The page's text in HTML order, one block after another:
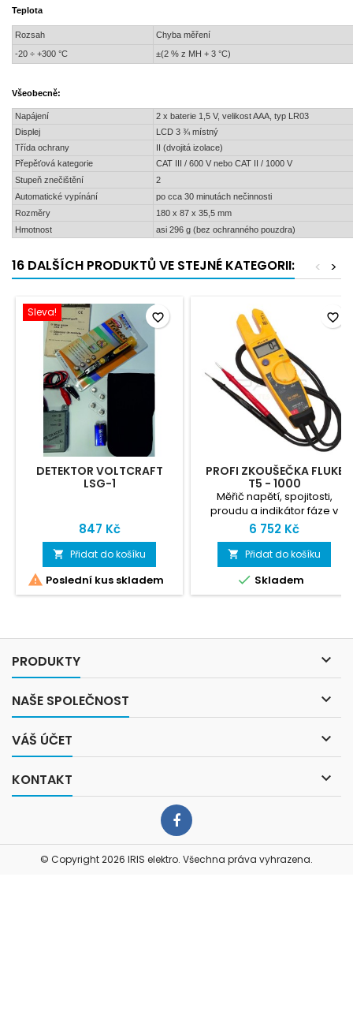
Teplota
Rozsah
Chyba měření
-20 ÷ +300 °C
±(2 % z MH + 3 °C)
Všeobecně:
Napájení
2 x baterie 1,5 V, velikost AAA, typ LR03
Displej
LCD 3 ¾ místný
Třída ochrany
II (dvojitá izolace)
Přepěťová kategorie
CAT III / 600 V nebo CAT II / 1000 V
Stupeň znečištění
2
Automatické vypínání
po cca 30 minutách nečinnosti
Rozměry
180 x 87 x 35,5 mm
Hmotnost
asi 296 g (bez ochranného pouzdra)
16 DALŠÍCH PRODUKTŮ VE STEJNÉ KATEGORII: >
<
Sleva!
DETEKTOR VOLTCRAFT
LSG-1
847 Kč
 Přidat do košíku
 Poslední kus skladem
favorite_border
PROFI ZKOUŠEČKA FLUKE
T5 - 1000
Měřič napětí, spojitosti,
proudu a indikátor fáze v
jednom. Pouze přepínačem
zvolíte měření napětí, odporu
nebo proudu a zkoušečka se
o ostatní postará sama,
proud do 100A, ac/dc napětí
do 1000V
6 752 Kč
 Přidat do košíku
 Skladem
favorite_border
PRODUKTY 
NAŠE SPOLEČNOST 
VÁŠ ÚČET 
KONTAKT 
Facebook
© Copyright 2026 IRIS elektro. Všechna práva vyhrazena.